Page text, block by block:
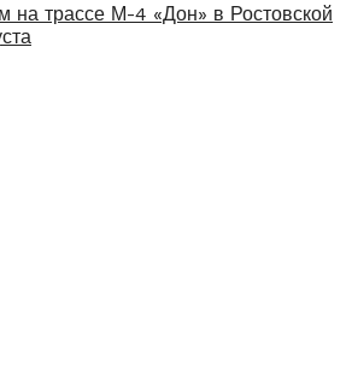
на трассе М-4 «Дон» в Ростовской